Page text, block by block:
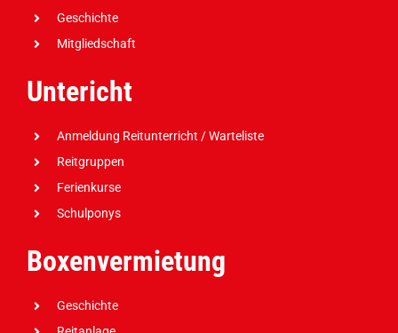
Geschichte
Mitgliedschaft
Untericht
Anmeldung Reitunterricht / Warteliste
Reitgruppen
Ferienkurse
Schulponys
Boxenvermietung
Geschichte